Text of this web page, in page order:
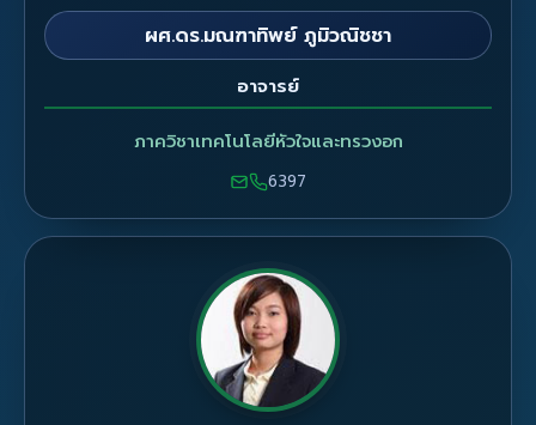
ผศ.ดร.มณฑาทิพย์ ภูมิวณิชชา
อาจารย์
ภาควิชาเทคโนโลยีหัวใจและทรวงอก
6397